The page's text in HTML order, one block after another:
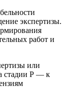
экспертизы.
работ и
или
стадии Р — к